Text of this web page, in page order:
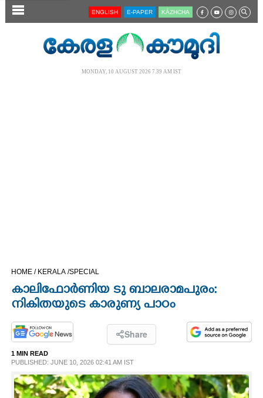
SECTIONS
CINEMA
OPINION
PHOTOS
LIFESTYLE
ENGLISH E-PAPER KĀZHCHA
MONDAY, 10 AUGUST 2026 7.39 AM IST
HOME / KERALA /SPECIAL
കാലിഫോർണിയ ടു ബാലരാമപുരം:
നികിതയുടെ കാരുണ്യ പാഠം
Share
1 MIN READ
PUBLISHED: JUNE 10, 2026 02:41 AM IST